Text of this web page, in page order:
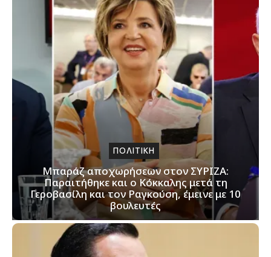
ΠΟΛΙΤΙΚΗ
Μπαράζ αποχωρήσεων στον ΣΥΡΙΖΑ:
Παραιτήθηκε και ο Κόκκαλης μετά τη
Γεροβασίλη και τον Ραγκούση, έμεινε με 10
βουλευτές